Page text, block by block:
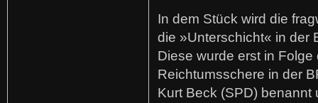
In dem Stück wird die
die »Unterschicht« in der
Diese wurde erst in
Reichtumsschere in der
Kurt Beck (SPD)